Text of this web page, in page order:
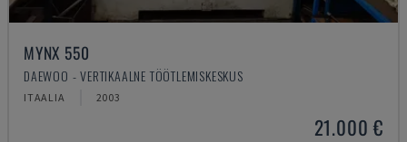
MYNX 550
DAEWOO - VERTIKAALNE TÖÖTLEMISKESKUS
ITAALIA 2003
21.000 €